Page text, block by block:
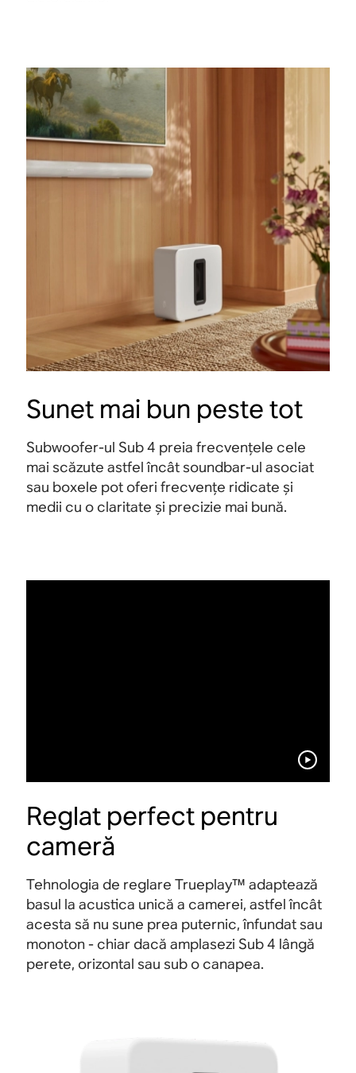
Sunet mai bun peste tot
Subwoofer-ul Sub 4 preia frecvențele cele
mai scăzute astfel încât soundbar-ul asociat
sau boxele pot oferi frecvențe ridicate și
medii cu o claritate și precizie mai bună.
Reglat perfect pentru
cameră
Tehnologia de reglare Trueplay™ adaptează
basul la acustica unică a camerei, astfel încât
acesta să nu sune prea puternic, înfundat sau
monoton - chiar dacă amplasezi Sub 4 lângă
perete, orizontal sau sub o canapea.